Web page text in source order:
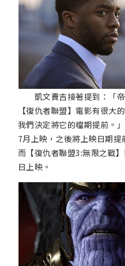
凱文費吉接著提到：「帝
【復仇者聯盟】電影有很大
我們決定將它的檔期提前。
7月上映，之後將上映日期提
而【復仇者聯盟3:無限之戰
日上映。